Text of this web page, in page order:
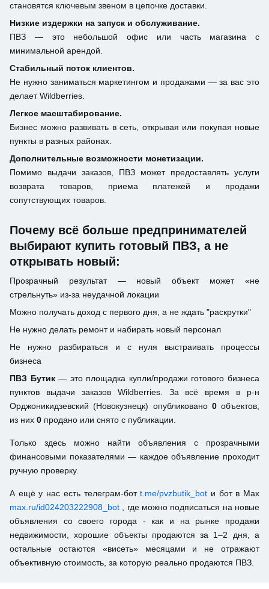
становятся ключевым звеном в цепочке доставки.
Низкие издержки на запуск и обслуживание.
ПВЗ — это небольшой офис или часть магазина с
минимальной арендой.
Стабильный поток клиентов.
Не нужно заниматься маркетингом и продажами — за вас это
делает Wildberries.
Легкое масштабирование.
Бизнес можно развивать в сеть, открывая или покупая новые
пункты в разных районах.
Дополнительные возможности монетизации.
Помимо выдачи заказов, ПВЗ может предоставлять услуги
возврата товаров, приема платежей и продажи
сопутствующих товаров.
Почему всё больше предпринимателей
выбирают купить готовый ПВЗ, а не
открывать новый:
Прозрачный результат — новый объект может «не
стрельнуть» из-за неудачной локации
Можно получать доход с первого дня, а не ждать "раскрутки"
Не нужно делать ремонт и набирать новый персонал
Не нужно разбираться и с нуля выстраивать процессы
бизнеса
ПВЗ Бутик— это площадка купли/продажи готового бизнеса
пунктов выдачи заказов Wildberries. За всё время в р-н
Орджоникидзевский (Новокузнецк) опубликовано 0объектов,
из них 0 продано или снято с публикации.
Только здесь можно найти объявления с прозрачными
финансовыми показателями — каждое объявление проходит
ручную проверку.
А ещё у нас есть телеграм-ботt.me/pvzbutik_bot и бот в Max
max.ru/id024203222908_bot
, где можно подписаться на новые
объявления со своего города - как и на рынке продажи
недвижимости, хорошие объекты продаются за 1–2 дня, а
остальные остаются «висеть» месяцами и не отражают
объективную стоимость, за которую реально продаются ПВЗ.